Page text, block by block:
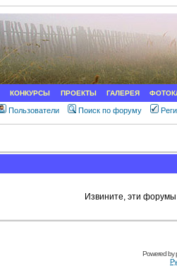
КОНКУРСЫ ПРОЕКТЫ ГАЛЕРЕЯ
Пользователи Поиск по форуму
Извините, эти
Powered by